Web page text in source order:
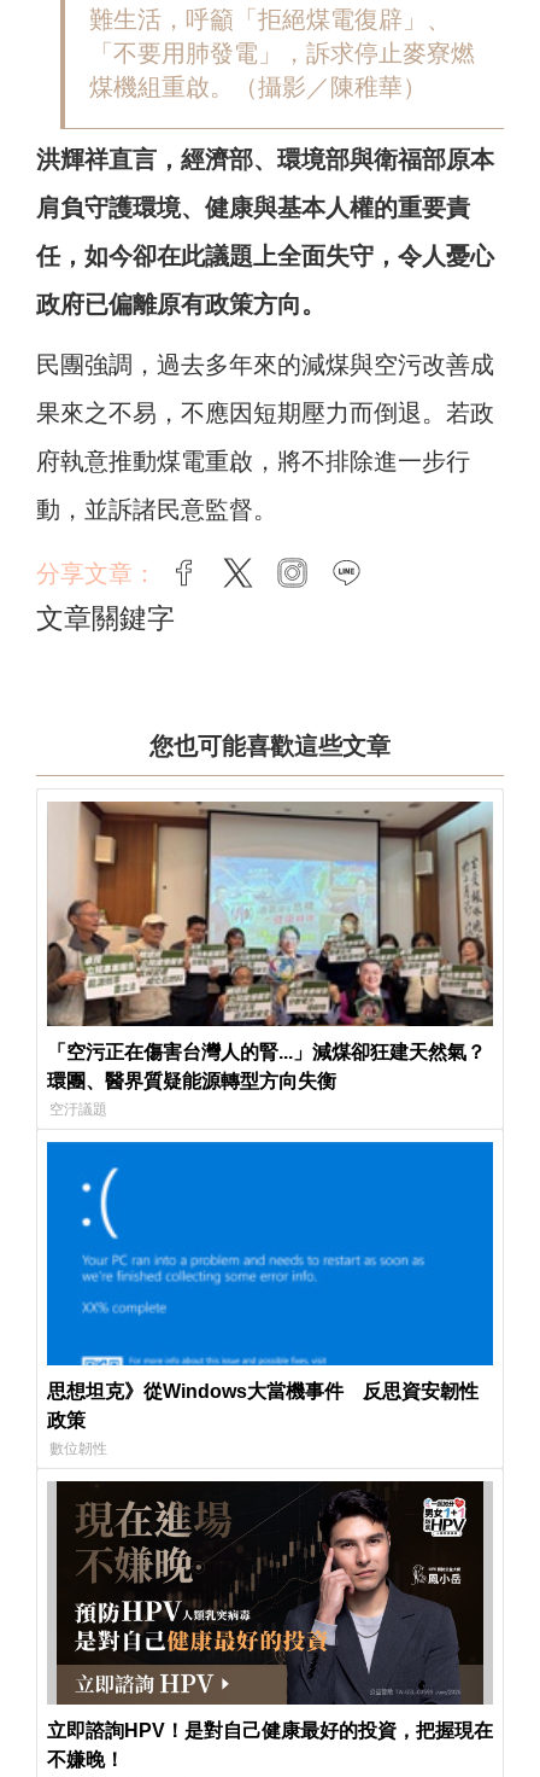
難生活，呼籲「拒絕煤電復辟」、
「不要用肺發電」，訴求停止麥寮燃
煤機組重啟。（攝影／陳稚華）
洪輝祥直言，經濟部、環境部與衛福部原本
肩負守護環境、健康與基本人權的重要責
任，如今卻在此議題上全面失守，令人憂心
政府已偏離原有政策方向。
民團強調，過去多年來的減煤與空污改善成
果來之不易，不應因短期壓力而倒退。若政
府執意推動煤電重啟，將不排除進一步行
動，並訴諸民意監督。
分享文章： facebook
twitter instagram
文章關鍵字
您也可能喜歡這些文章
「空污正在傷害台灣人的腎...」減煤卻狂建天然氣？
環團、醫界質疑能源轉型方向失衡
空汙議題
思想坦克》從Windows大當機事件 反思資安韌性
政策
數位韌性
立即諮詢HPV！是對自己健康最好的投資，把握現在
不嫌晚！